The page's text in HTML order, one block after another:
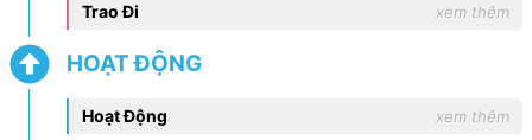
Trao Đi xem thêm
HOẠT ĐỘNG
Hoạt Động xem thêm